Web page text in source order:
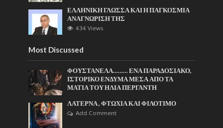
ΕΛΛΗΝΙΚΗ ΓΛΩΣΣΑ ΚΑΙ Η ΠΑΓΚΟΣΜΙΑ
ΑΝΑΓΝΩΡΙΣΗ ΤΗΣ
434 Views
Most Discussed
ΦΟΥΣΤΑΝΕΛΑ……… ΕΝΑ ΠΑΡΑΔΟΣΙΑΚΟ,
ΙΣΤΟΡΙΚΟ ΕΝΔΥΜΑ ΜΕΣΑ ΑΠΟ ΤΑ
ΜΑΤΙΑ ΤΟΥ ΗΛΙΑ ΠΕΡΓΑΝΤΗ
ΛΑΤΕΡΝΑ , ΦΤΩΧΙΑ ΚΑΙ ΦΙΛΟΤΙΜΟ
Add Comment